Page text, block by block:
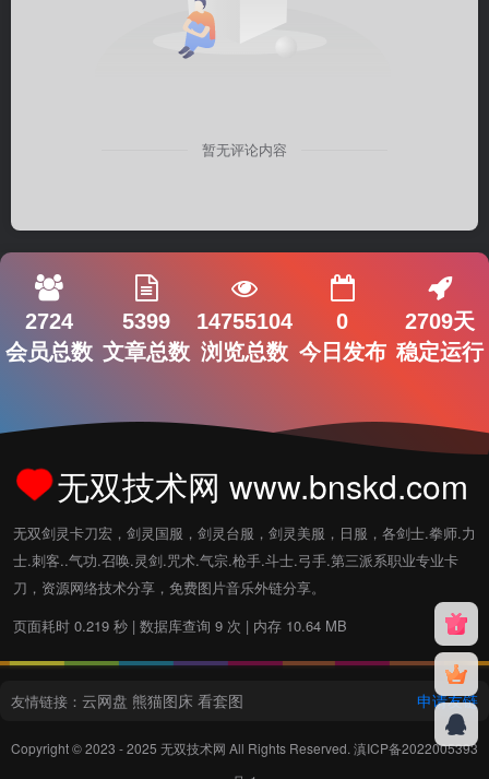
暂无评论内容
2724
会员总数
5399
文章总数
14755104
浏览总数
0
今日发布
2709天
稳定运行
无双技术网 www.bnskd.com
无双剑灵卡刀宏，剑灵国服，剑灵台服，剑灵美服，日服，各剑士.拳师.力
士.刺客..气功.召唤.灵剑.咒术.气宗.枪手.斗士.弓手.第三派系职业专业卡
刀，资源网络技术分享，免费图片音乐外链分享。
页面耗时 0.219 秒 | 数据库查询 9 次 | 内存 10.64 MB
友情链接： 云网盘 熊猫图床 看套图 申请友链
Copyright © 2023 - 2025 无双技术网 All Rights Reserved. 滇ICP备2022005393